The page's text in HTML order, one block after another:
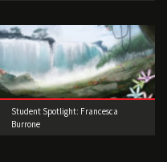
Student Spotlight: Francesca
Burrone